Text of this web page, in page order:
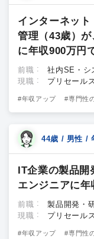
インターネッ
管理（43歳）
に年収900万円
前職
社内SE・シ
現職
プリセール
#年収アップ #専門性
44歳 / 男性 /
IT企業の製品開
エンジニアに年
前職
製品開発・
現職
プリセール
#年収アップ #専門性